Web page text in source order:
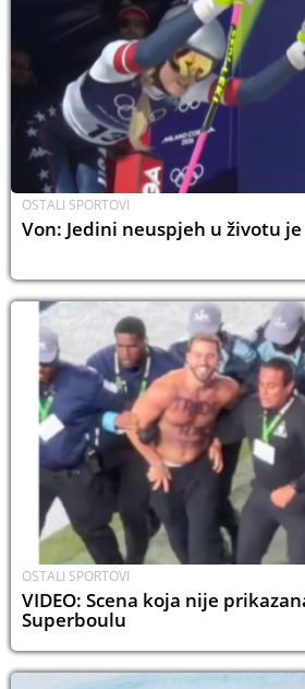
OSTALI SPORTOVI
Von: Jedini neuspjeh u životu
OSTALI SPORTOVI
VIDEO: Scena koja nije
Superboulu